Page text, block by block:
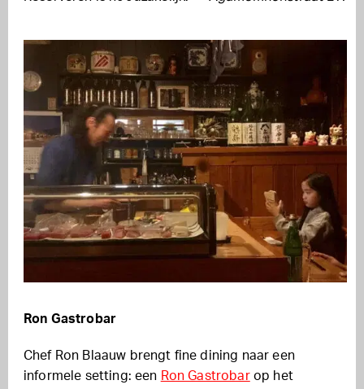
Ron Gastrobar
Chef Ron Blaauw brengt fine dining naar een
informele setting: een Ron Gastrobarop het